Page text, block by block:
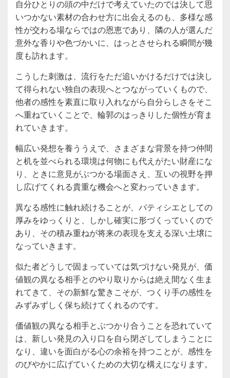
自分ひとりの頭の中だけで考えていたのでは決して思
いつかない素材の合わせ方に出会えるのも、多様な感
性が交わる場ならではの恩恵であり、隣の人が選んだ
意外な香りや色づかいに、はっとさせられる瞬間が幾
度も訪れます。
こうした刺激は、流行をただ追いかけるだけでは決し
て得られない独自の表現へとつながっていくもので、
他者の感性を素直に取り入れながら自分らしさをそこ
へ重ねていくことで、輪郭のはっきりした個性が育ま
れていきます。
幅広い発想を養ううえで、さまざまな背景を持つ仲間
と机を並べられる環境は何物にも代えがたい財産にな
り、ときに意見がぶつかる場面さえ、互いの視野を押
し広げてくれる貴重な機会へと変わっていきます。
異なる感性に触れ続けることが、パティシエとしての
厚みをゆっくりと、しかし確実に形づくっていくので
あり、その積み重ねが将来の表現を支える深い土壌に
なっていきます。
似た者どうしで固まっていては気づけない発見が、価
値観の異なる相手とのやり取りからは絶え間なく生ま
れてきて、その新鮮な驚きこそが、つくり手の感性を
みずみずしく保ち続けてくれるのです。
価値観の異なる相手とぶつかり合うことを恐れていて
は、新しい発見の入り口を自ら閉ざしてしまうことに
なり、違いを面白がる心の余裕を持つことが、感性を
のびやかに広げていくための大切な構えになります。